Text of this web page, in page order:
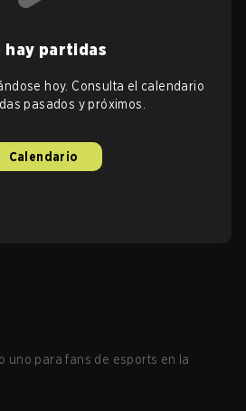
hay partidas
hoy. Consulta el calendario
pasados y próximos.
Calendario
uno para fans de esports en la